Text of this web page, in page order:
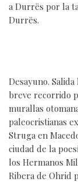
a Durrës por la
Durrës.
Desayuno.
breve recorrido
murallas
paleocristianas
Struga en
ciudad de la
los Hermanos
Ribera de Ohrid